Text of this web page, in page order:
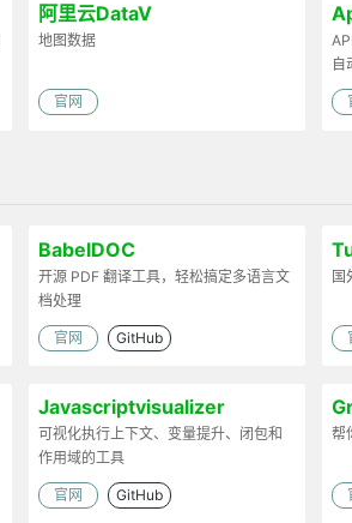
阿里云DataV
地图数据
官网
自
BabelDOC
开源 PDF 翻译工具，轻松搞定多语言文
档处理
官网 GitHub
国
Javascriptvisualizer
可视化执行上下文、变量提升、闭包和
作用域的工具
官网 GitHub
帮